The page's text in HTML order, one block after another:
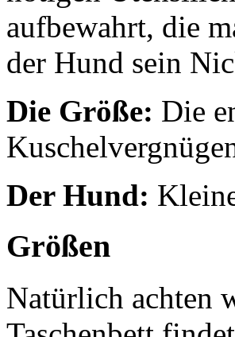
aufbewahrt, die
der Hund sein
Die Größe: Die
Der Hund:
Größen
Natürlich achten